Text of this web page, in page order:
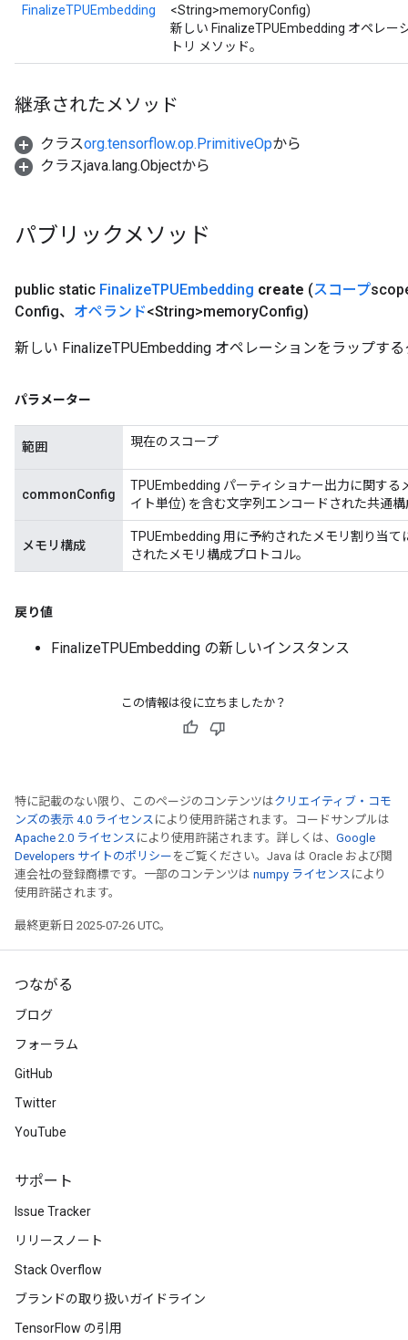
FinalizeTPUEmbedding
<String>memoryConfig)
新しい FinalizeTPUEmbedding オペレー
トリ メソッド。
継承されたメソッド
クラスorg.tensorflow.op.PrimitiveOpから
クラスjava.lang.Objectから
パブリックメソッド
public static FinalizeTPUEmbedding create (スコープ
Config、 オペランド<String>memoryConfig)
新しい FinalizeTPUEmbedding オペレーションをラップす
パラメーター
範囲 現在のスコープ
commonConfig
TPUEmbedding パーティショナー出力に関する
イト単位) を含む文字列エンコードされた共通
メモリ構成
TPUEmbedding 用に予約されたメモリ割り当
されたメモリ構成プロトコル。
戻り値
FinalizeTPUEmbedding の新しいインスタンス
この情報は役に立ちましたか？
特に記載のない限り、このページのコンテンツはクリエイティブ・コモ
ンズの表示 4.0 ライセンス により使用許諾されます。コードサンプルは
Apache 2.0 ライセンス により使用許諾されます。詳しくは、 Google
Developers サイトのポリシー をご覧ください。Java は Oracle および関
連会社の登録商標です。一部のコンテンツは numpy ライセンス により
使用許諾されます。
最終更新日 2025-07-26 UTC。
つながる
ブログ
フォーラム
GitHub
Twitter
YouTube
サポート
Issue Tracker
リリースノート
Stack Overflow
ブランドの取り扱いガイドライン
TensorFlow の引用